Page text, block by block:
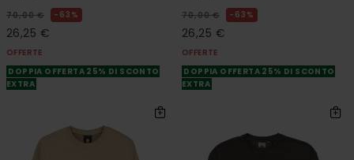
70,00 € 63%
26,25 €
OFFERTE
DOPPIA OFFERTA 25% DI SCONTO
EXTRA
70,00 € 63%
26,25 €
OFFERTE
DOPPIA OFFERTA 25% DI SCONTO
EXTRA